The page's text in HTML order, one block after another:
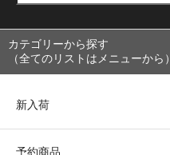
カテゴリーから探す
（全てのリストはメニューから）
新入荷
予約商品